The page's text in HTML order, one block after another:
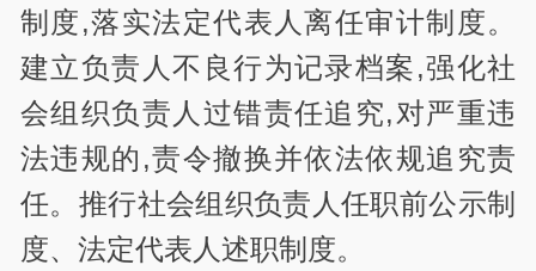
制度,落实法定代表人离任审计制度。
建立负责人不良行为记录档案,强化社
会组织负责人过错责任追究,对严重违
法违规的,责令撤换并依法依规追究责
任。推行社会组织负责人任职前公示制
度、法定代表人述职制度。